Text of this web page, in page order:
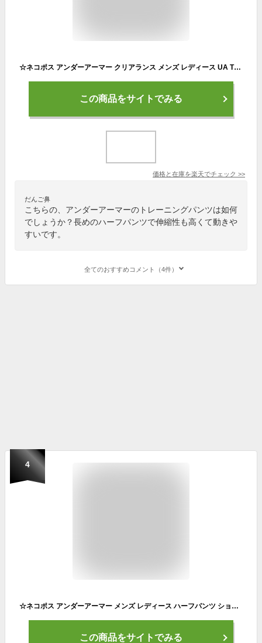
☆ネコポス アンダーアーマー クリアランス メンズ レディース UA TS ショーツ ハーフパンツ UA TS SHORT ルーズ トレーニング ユニセックス UNDER ARMOUR 1314114 あす楽 対応可
この商品をサイトでみる
価格と在庫を楽天でチェック >>
だんご鼻
こちらの、アンダーアーマーのトレーニングパンツは如何
でしょうか？長めのハーフパンツで伸縮性も高くて動きや
すいです。
全てのおすすめコメント（4件）
4
☆ネコポス アンダーアーマー メンズ レディース ハーフパンツ ショートパンツ UAチーム ユーティリティー ショーツ ルーズ ポケット トレーニング UA TEAM UTILITY SHORTS ユニセックス 1364981 あす楽対応可
この商品をサイトでみる